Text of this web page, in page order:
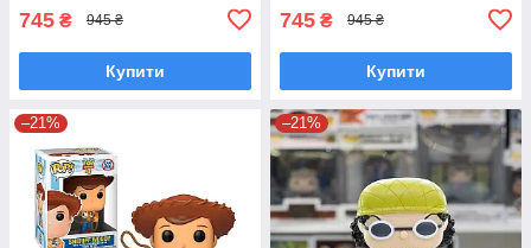
745 ₴ 945 ₴
Купити
745 ₴ 945 ₴
Купити
–21% –21%